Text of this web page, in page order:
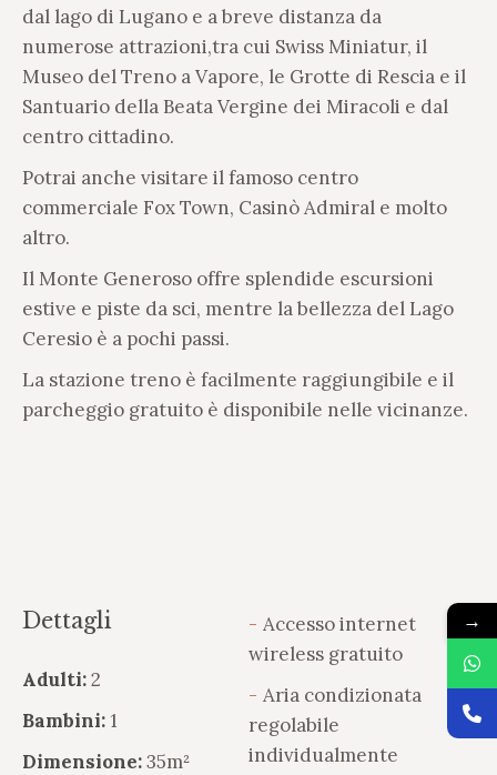
dal lago di Lugano e a breve distanza da
numerose attrazioni,tra cui Swiss Miniatur, il
Museo del Treno a Vapore, le Grotte di Rescia e il
Santuario della Beata Vergine dei Miracoli e dal
centro cittadino.
Potrai anche visitare il famoso centro
commerciale Fox Town, Casinò Admiral e molto
altro.
Il Monte Generoso offre splendide escursioni
estive e piste da sci, mentre la bellezza del Lago
Ceresio è a pochi passi.
La stazione treno è facilmente raggiungibile e il
parcheggio gratuito è disponibile nelle vicinanze.
Dettagli
Adulti:2
Bambini:1
Dimensione:35m²
Accesso internet
wireless gratuito
Aria condizionata
regolabile
individualmente
→